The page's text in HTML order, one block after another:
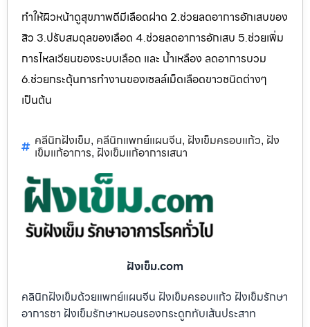
ทำให้ผิวหน้าดูสุขภาพดีมีเลือดฝาด 2.ช่วยลดอาการอักเสบของ
สิว 3.ปรับสมดุลของเลือด 4.ช่วยลดอาการอักเสบ 5.ช่วยเพิ่ม
การไหลเวียนของระบบเลือด และ น้ำเหลือง ลดอาการบวม
6.ช่วยกระตุ้นการทำงานของเซลล์เม็ดเลือดขาวชนิดต่างๆ
เป็นต้น
คลีนิกฝังเข็ม, คลีนิกแพทย์แผนจีน, ฝังเข็มครอบแก้ว, ฝัง
เข็มแก้อาการ, ฝังเข็มแก้อาการเสนา
ฝังเข็ม.com
คลินิกฝังเข็มด้วยแพทย์แผนจีน ฝังเข็มครอบแก้ว ฝังเข็มรักษา
อาการชา ฝังเข็มรักษาหมอนรองกระดูกทับเส้นประสาท